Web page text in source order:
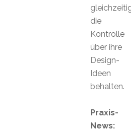
die
Kontrolle
über ihre
Design-
Ideen
behalten.
Praxis-
News: